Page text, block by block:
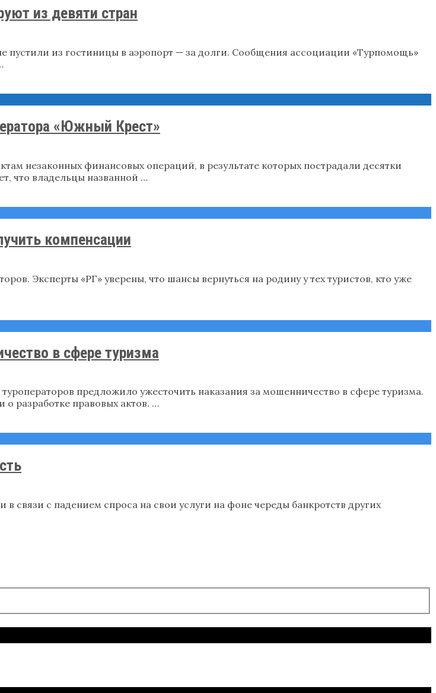
из девяти стран
из гостиницы в аэропорт — за долги. Сообщения ассоциации «Турпомощь»
«Южный Крест»
незаконных финансовых операций, в результате которых пострадали десятки
что владельцы названной …
компенсации
Эксперты «РГ» уверены, что шансы вернуться на родину у тех туристов, кто уже
в сфере туризма
предложило ужесточить наказания за мошенничество в сфере туризма.
разработке правовых актов. …
связи с падением спроса на свои услуги на фоне череды банкротств других